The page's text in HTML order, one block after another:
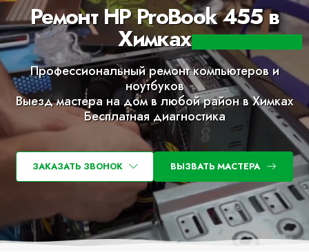
Ремонт HP ProBook 455 в
Химках
Профессиональный ремонт компьютеров и
ноутбуков
Выезд мастера на дом в любой район в Химках
Бесплатная диагностика
ЗАКАЗАТЬ ЗВОНОК ВЫЗВАТЬ МАСТЕРА